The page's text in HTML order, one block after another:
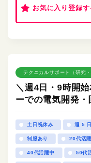
お気に入り登録す
テクニカルサポート（研究
＼週4日・9時開
ーでの電気開発・
土日祝休み 週 5
制服あり 20代活
40代活躍中 50代